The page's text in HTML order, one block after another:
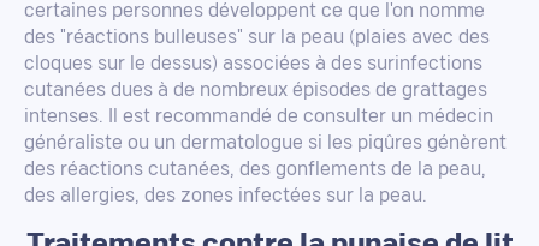
certaines personnes développent ce que l'on nomme
des "réactions bulleuses" sur la peau (plaies avec des
cloques sur le dessus) associées à des surinfections
cutanées dues à de nombreux épisodes de grattages
intenses. Il est recommandé de consulter un médecin
généraliste ou un dermatologue si les piqûres génèrent
des réactions cutanées, des gonflements de la peau,
des allergies, des zones infectées sur la peau.